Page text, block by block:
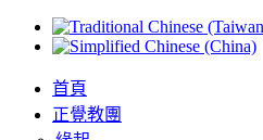
首頁
正覺教團